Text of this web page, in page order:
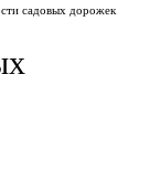
садовых дорожек